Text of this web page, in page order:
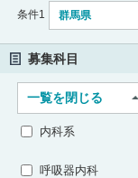
条件1 群馬県
募集科目
一覧を閉じる
内科系
呼吸器内科